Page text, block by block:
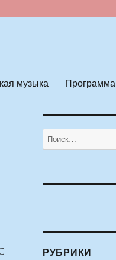
музыка Программа
Искать:
РУБРИКИ